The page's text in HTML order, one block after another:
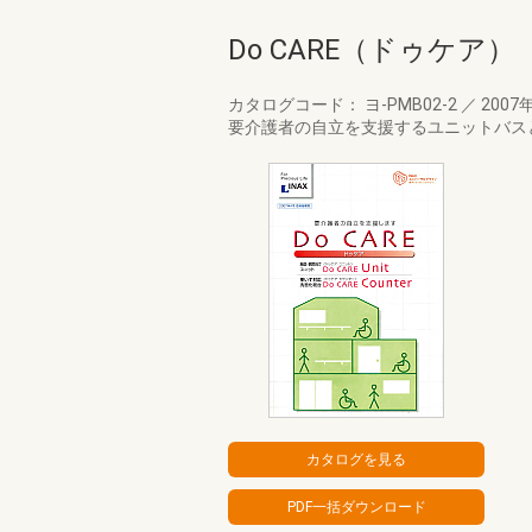
Do CARE（ドゥケア）
カタログコード： ヨ-PMB02-2 ／ 2007
要介護者の自立を支援するユニットバ